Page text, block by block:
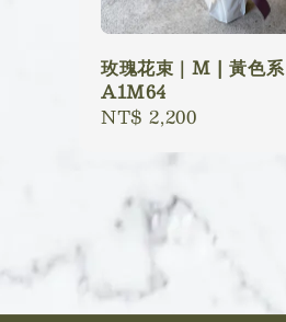
玫瑰花束｜M | 黃色系
A1M64
Regular
NT$ 2,200